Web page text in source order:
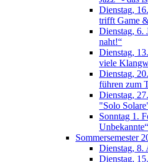
Dienstag,
trifft Game
Dienstag, 6.
naht!“
Dienstag,
viele
Dienstag,
führen zum
Dienstag,
"Solo
Sonntag 1.
Sommersemester
Dienstag, 8.
Dienstag,